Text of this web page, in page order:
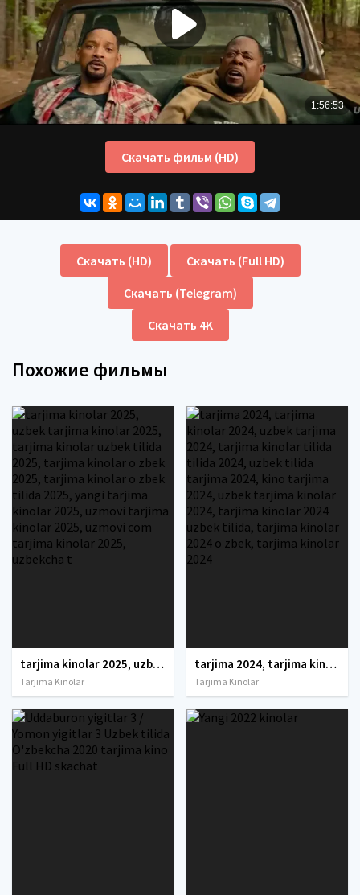
Скачать фильм (HD)
Скачать (HD)
Скачать (Full HD)
Скачать (Telegram)
Скачать 4K
Похожие фильмы
tarjima kinolar 2025, uzbek tarjima kinolar 2025, tarjima kinolar uzbek tilida 2025, tarjima kinolar o zbek 2025, tarjima kinolar o zbek tilida 2025, yangi tarjima kinolar 2025, uzmovi tarjima kinolar 2025, uzmovi com tarjima kinolar 2025, uzbekcha t
Tarjima Kinolar
tarjima 2024, tarjima kinolar 2024, uzbek tarjima 2024, tarjima kinolar tilida tilida 2024, uzbek tilida tarjima 2024, kino tarjima 2024, uzbek tarjima kinolar 2024, tarjima kinolar 2024 uzbek tilida, tarjima kinolar 2024 o zbek, tarjima kinolar 2024
Tarjima Kinolar